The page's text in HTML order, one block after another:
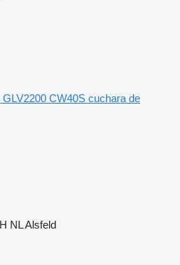
GLV2200 CW40S cuchara de
NL Alsfeld